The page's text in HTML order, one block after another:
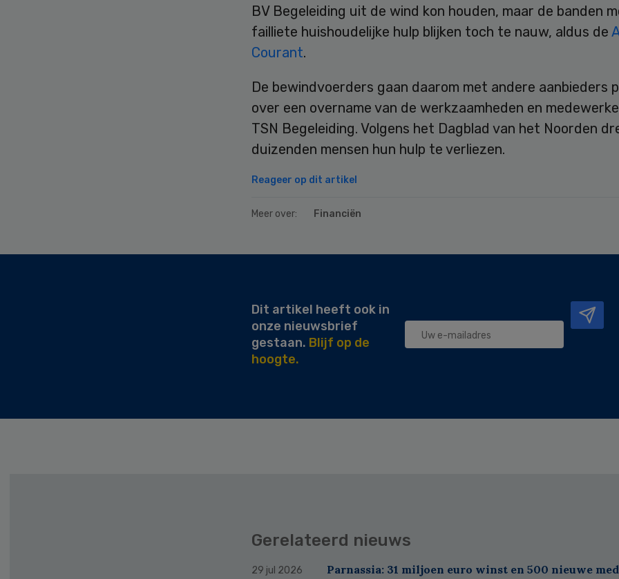
BV Begeleiding uit de wind kon houden, maar de banden
failliete huishoudelijke hulp blijken toch te nauw, aldus de
Courant.
De bewindvoerders gaan daarom met andere aanbieders
over een overname van de werkzaamheden en
TSN Begeleiding. Volgens het Dagblad van het Noorden
duizenden mensen hun hulp te verliezen.
Reageer op dit artikel
Meer over: Financiën
Dit artikel heeft ook in
onze nieuwsbrief
gestaan. Blijf op de
hoogte.
Gerelateerd nieuws
29 jul 2026 Parnassia: 31 miljoen euro winst en 500 nieuwe